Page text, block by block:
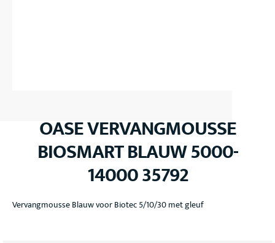
OASE VERVANGMOUSSE
BIOSMART BLAUW 5000-
14000 35792
Vervangmousse Blauw voor Biotec 5/10/30 met gleuf